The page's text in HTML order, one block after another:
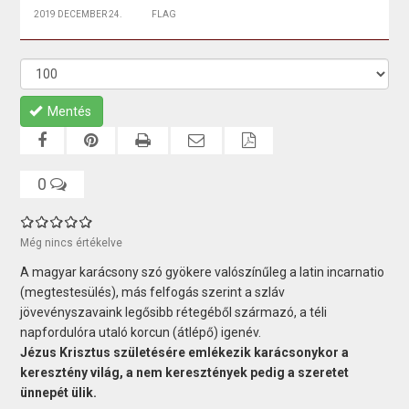
2019 DECEMBER 24. FLAG
Mentés
0
Még nincs értékelve
A magyar karácsony szó gyökere valószínűleg a latin incarnatio
(megtestesülés), más felfogás szerint a szláv
jövevényszavaink legősibb rétegéből származó, a téli
napfordulóra utaló korcun (átlépő) igenév.
Jézus Krisztus születésére emlékezik karácsonykor a
keresztény világ, a nem keresztények pedig a szeretet
ünnepét ülik.